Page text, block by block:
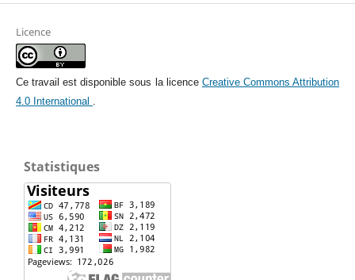
Licence
Ce travail est disponible sous la licence Creative Commons Attribution
4.0 International .
Statistiques